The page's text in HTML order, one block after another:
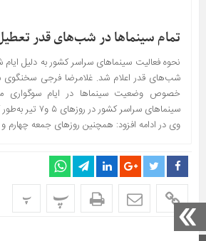
تمام سینماها در شب‌های قدر
نحوه فعالیت سینماهای سراسر کشور به دلیل
شب‌های قدر اعلام شد. غلامرضا فرجی
خصوص وضعیت سینماها در ایام سوگواری
سینماهای سراسر
وی در ادامه افزود: همچنین روزهای جمعه چهارم
پ پ